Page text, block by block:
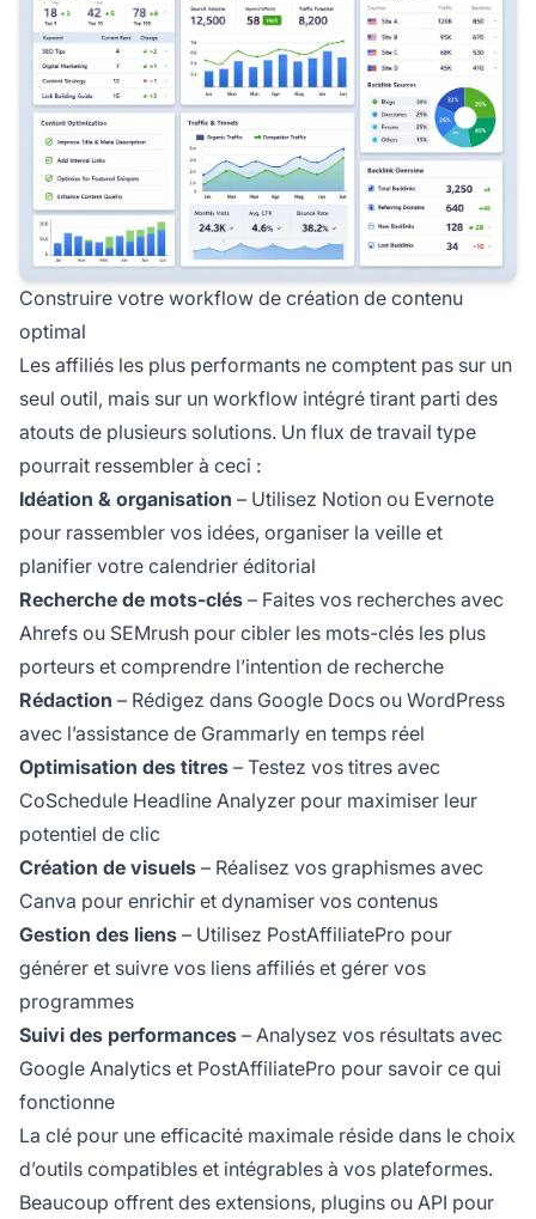
Construire votre workflow de création de contenu
optimal
Les affiliés les plus performants ne comptent pas sur un
seul outil, mais sur un workflow intégré tirant parti des
atouts de plusieurs solutions. Un flux de travail type
pourrait ressembler à ceci :
Idéation & organisation – Utilisez Notion ou Evernote
pour rassembler vos idées, organiser la veille et
planifier votre calendrier éditorial
Recherche de mots-clés – Faites vos recherches avec
Ahrefs ou SEMrush pour cibler les mots-clés les plus
porteurs et comprendre l’intention de recherche
Rédaction – Rédigez dans Google Docs ou WordPress
avec l’assistance de Grammarly en temps réel
Optimisation des titres – Testez vos titres avec
CoSchedule Headline Analyzer pour maximiser leur
potentiel de clic
Création de visuels – Réalisez vos graphismes avec
Canva pour enrichir et dynamiser vos contenus
Gestion des liens – Utilisez PostAffiliatePro pour
générer et suivre vos liens affiliés et gérer vos
programmes
Suivi des performances – Analysez vos résultats avec
Google Analytics et PostAffiliatePro pour savoir ce qui
fonctionne
La clé pour une efficacité maximale réside dans le choix
d’outils compatibles et intégrables à vos plateformes.
Beaucoup offrent des extensions, plugins ou API pour